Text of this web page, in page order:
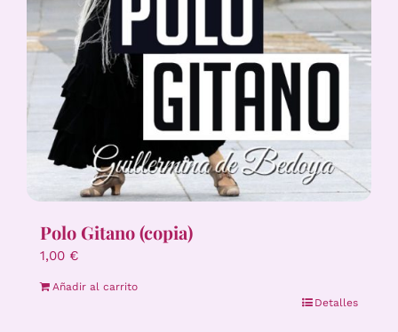
Polo Gitano (copia)
1,00 €
Añadir al carrito
Detalles